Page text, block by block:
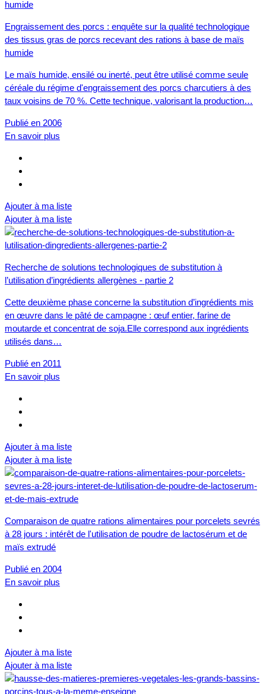
Engraissement des porcs : enquête sur la qualité technologique
des tissus gras de porcs recevant des rations à base de maïs
humide
Le maïs humide, ensilé ou inerté, peut être utilisé comme seule
céréale du régime d'engraissement des porcs charcutiers à des
taux voisins de 70 %. Cette technique, valorisant la production…
Publié en 2006
En savoir plus
Ajouter à ma liste
Ajouter à ma liste
Recherche de solutions technologiques de substitution à
l’utilisation d’ingrédients allergènes - partie 2
Cette deuxième phase concerne la substitution d’ingrédients mis
en œuvre dans le pâté de campagne : œuf entier, farine de
moutarde et concentrat de soja.Elle correspond aux ingrédients
utilisés dans…
Publié en 2011
En savoir plus
Ajouter à ma liste
Ajouter à ma liste
Comparaison de quatre rations alimentaires pour porcelets sevrés
à 28 jours : intérêt de l'utilisation de poudre de lactosérum et de
maïs extrudé
Publié en 2004
En savoir plus
Ajouter à ma liste
Ajouter à ma liste